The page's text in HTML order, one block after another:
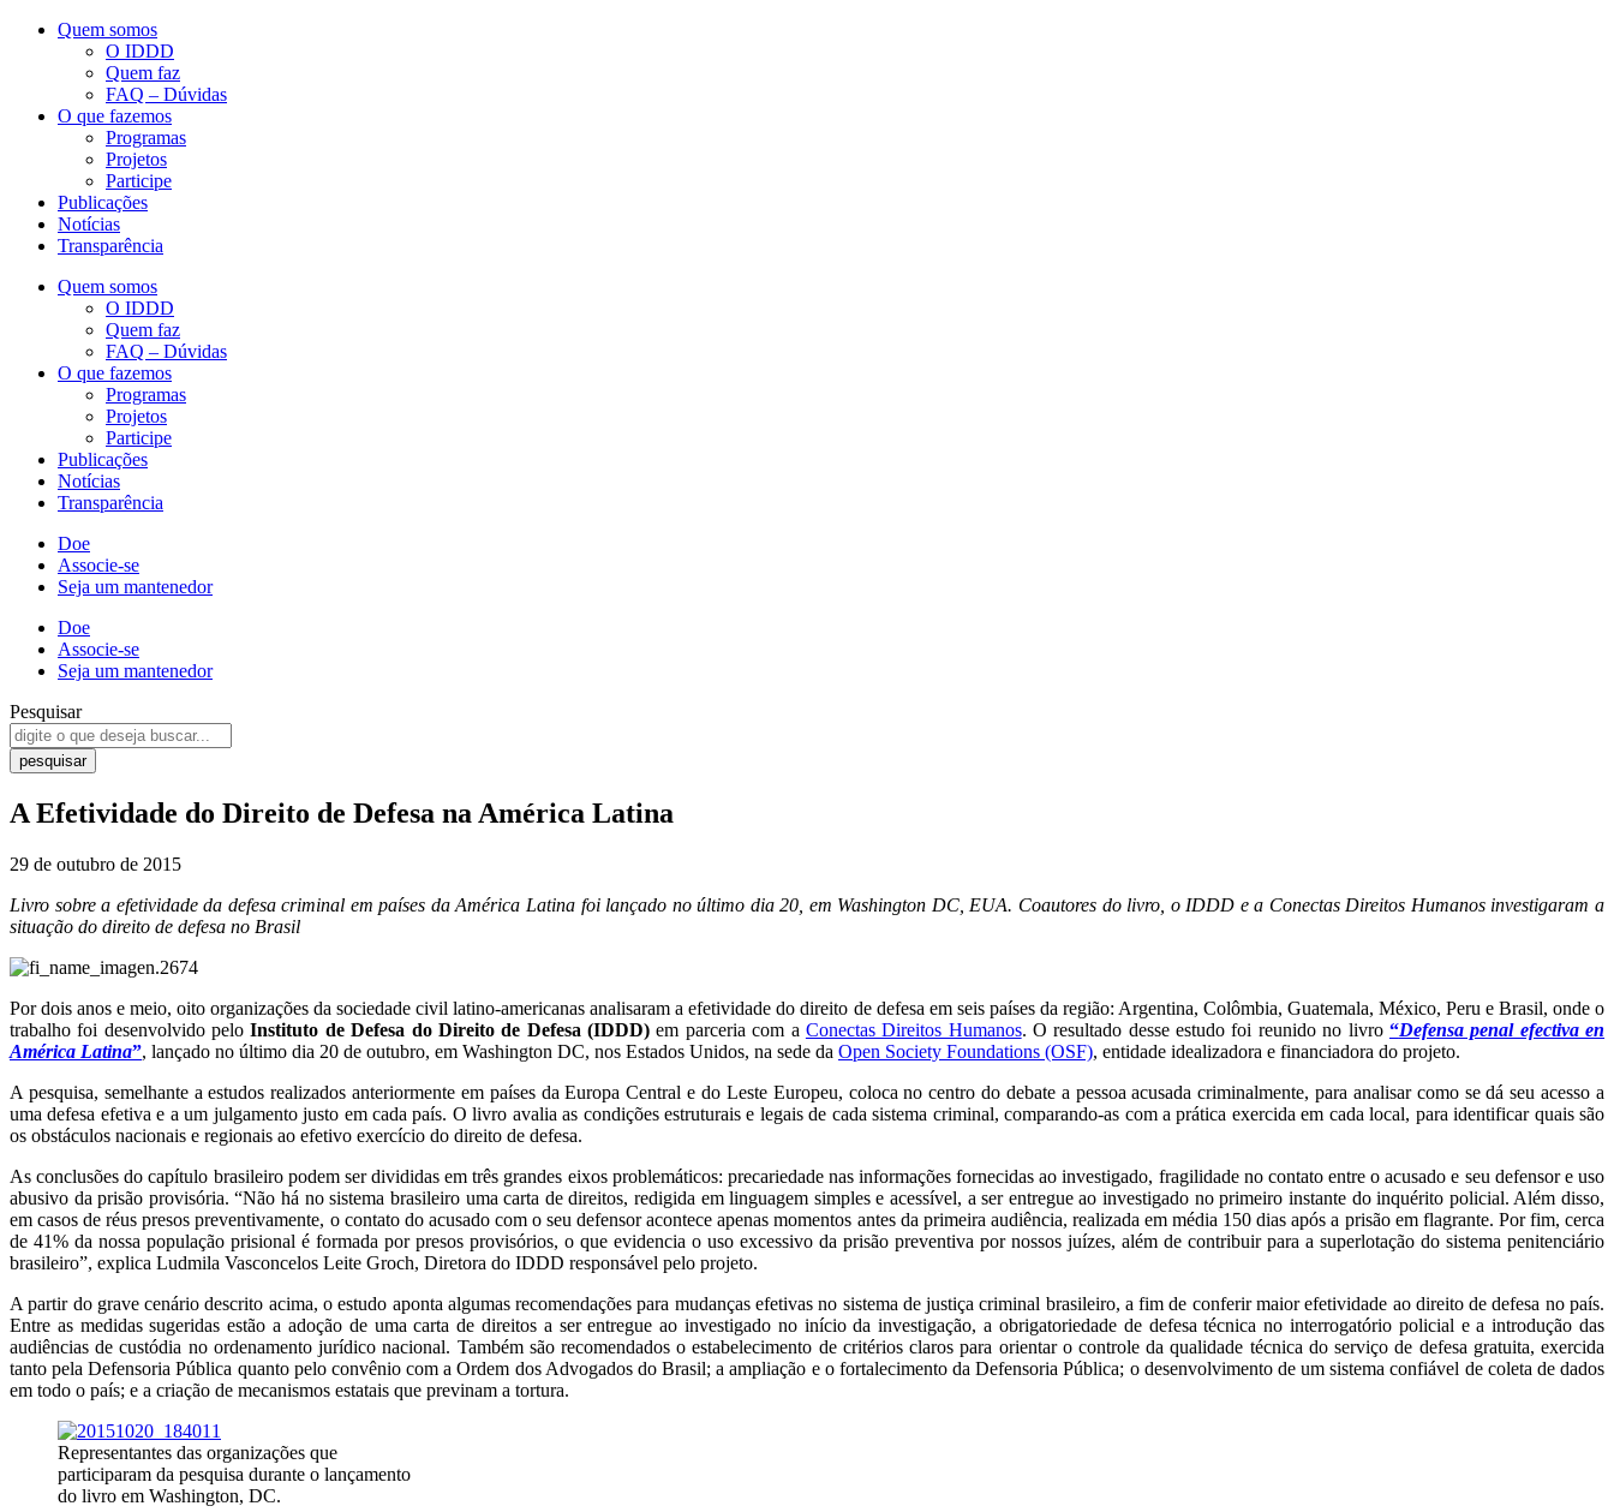
Quem somos
O IDDD
Quem faz
FAQ – Dúvidas
O que fazemos
Programas
Projetos
Participe
Publicações
Notícias
Transparência
Quem somos
O IDDD
Quem faz
FAQ – Dúvidas
O que fazemos
Programas
Projetos
Participe
Publicações
Notícias
Transparência
Doe
Associe-se
Seja um mantenedor
Doe
Associe-se
Seja um mantenedor
Pesquisar
pesquisar
A Efetividade do Direito de Defesa na América Latina
29 de outubro de 2015
Livro sobre a efetividade da defesa criminal em países da América Latina foi lançado no último dia 20, em Washington DC, EUA. Coautores do livro, o IDDD e a Conectas Direitos Humanos investigaram a
situação do direito de defesa no Brasil
Por dois anos e meio, oito organizações da sociedade civil latino-americanas analisaram a efetividade do direito de defesa em seis países da região: Argentina, Colômbia, Guatemala, México, Peru e Brasil, onde o
trabalho foi desenvolvido peloInstituto de Defesa do Direito de Defesa (IDDD) em parceria com a Conectas Direitos Humanos. O resultado desse estudo foi reunido no livro “Defensa penal efectiva en
América Latina”, lançado no último dia 20 de outubro, em Washington DC, nos Estados Unidos, na sede da Open Society Foundations (OSF), entidade idealizadora e financiadora do projeto.
A pesquisa, semelhante a estudos realizados anteriormente em países da Europa Central e do Leste Europeu, coloca no centro do debate a pessoa acusada criminalmente, para analisar como se dá seu acesso a
uma defesa efetiva e a um julgamento justo em cada país. O livro avalia as condições estruturais e legais de cada sistema criminal, comparando-as com a prática exercida em cada local, para identificar quais são
os obstáculos nacionais e regionais ao efetivo exercício do direito de defesa.
As conclusões do capítulo brasileiro podem ser divididas em três grandes eixos problemáticos: precariedade nas informações fornecidas ao investigado, fragilidade no contato entre o acusado e seu defensor e uso
abusivo da prisão provisória. “Não há no sistema brasileiro uma carta de direitos, redigida em linguagem simples e acessível, a ser entregue ao investigado no primeiro instante do inquérito policial. Além disso,
em casos de réus presos preventivamente, o contato do acusado com o seu defensor acontece apenas momentos antes da primeira audiência, realizada em média 150 dias após a prisão em flagrante. Por fim, cerca
de 41% da nossa população prisional é formada por presos provisórios, o que evidencia o uso excessivo da prisão preventiva por nossos juízes, além de contribuir para a superlotação do sistema penitenciário
brasileiro”, explica Ludmila Vasconcelos Leite Groch, Diretora do IDDD responsável pelo projeto.
A partir do grave cenário descrito acima, o estudo aponta algumas recomendações para mudanças efetivas no sistema de justiça criminal brasileiro, a fim de conferir maior efetividade ao direito de defesa no país.
Entre as medidas sugeridas estão a adoção de uma carta de direitos a ser entregue ao investigado no início da investigação, a obrigatoriedade de defesa técnica no interrogatório policial e a introdução das
audiências de custódia no ordenamento jurídico nacional. Também são recomendados o estabelecimento de critérios claros para orientar o controle da qualidade técnica do serviço de defesa gratuita, exercida
tanto pela Defensoria Pública quanto pelo convênio com a Ordem dos Advogados do Brasil; a ampliação e o fortalecimento da Defensoria Pública; o desenvolvimento de um sistema confiável de coleta de dados
em todo o país; e a criação de mecanismos estatais que previnam a tortura.
Representantes das organizações que
participaram da pesquisa durante o lançamento
do livro em Washington, DC.